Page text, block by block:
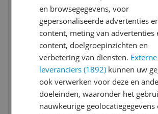
Makita DUR193Z
26cm - Zwart
Maaibreedte:26 cm
Type:
Accu
v.a. € 89,99
-4%
7 prijzen
en browsegegevens, voor
gepersonaliseerde advertenties
content, meting van advertenties
content, doelgroepinzichten en
verbetering van diensten. Externe
leveranciers (1892) kunnen uw
ook verwerken voor deze en
doeleinden, waaronder het
nauwkeurige geolocatiegegevens